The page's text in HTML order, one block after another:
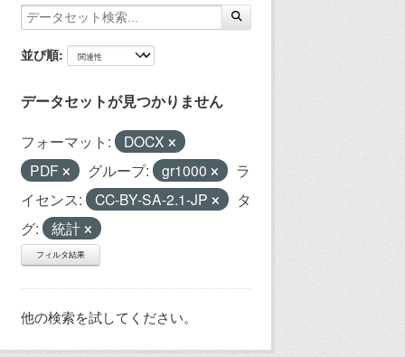
並び順
データセットが見つかりません
フォーマット:
DOCX
PDF
グループ: gr1000
ラ
イセンス:
CC-BY-SA-2.1-JP
タ
グ:
統計
フィルタ結果
他の検索を試してください。